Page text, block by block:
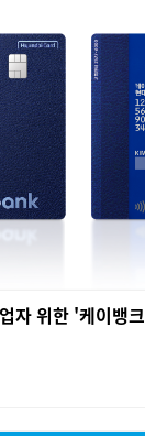
자 위한 '케이뱅